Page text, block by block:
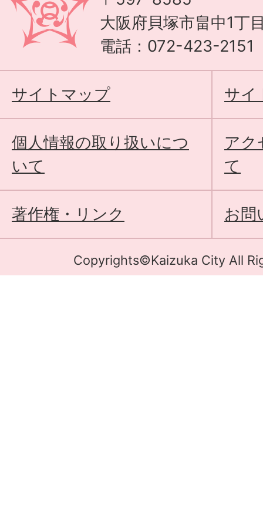
大阪府貝塚市畠中1丁
電話：072-423-2151
サイトマップ サイ
個人情報の取り扱いにつ
いて
アク
て
著作権・リンク お問
Copyrights©Kaizuka City All